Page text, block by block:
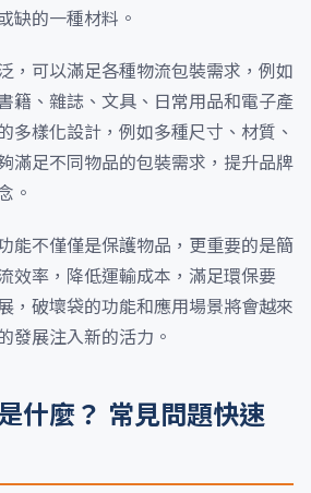
缺的一種材料。
，可以滿足各種物流包裝需求，例如
籍、雜誌、文具、日常用品和電子產
多樣化設計，例如多種尺寸、材質、
滿足不同物品的包裝需求，提升品牌
。
能不僅僅是保護物品，更重要的是簡
效率，降低運輸成本，滿足環保要
，破壞袋的功能和應用場景將會越來
發展注入新的活力。
什麼？ 常見問題快速